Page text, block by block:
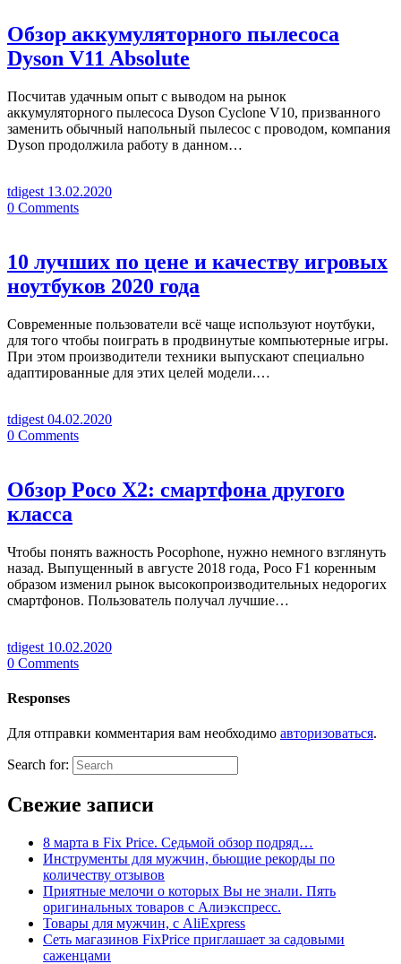
Обзор аккумуляторного пылесоса
Dyson V11 Absolute
Посчитав удачным опыт с выводом на рынок
аккумуляторного пылесоса Dyson Cyclone V10, призванного
заменить обычный напольный пылесос с проводом, компания
Dyson продолжила работу в данном…
tdigest 13.02.2020
0 Comments
10 лучших по цене и качеству игровых
ноутбуков 2020 года
Современные пользователи всё чаще используют ноутбуки,
для того чтобы поиграть в продвинутые компьютерные игры.
При этом производители техники выпускают специально
адаптированные для этих целей модели.…
tdigest 04.02.2020
0 Comments
Обзор Poco X2: смартфона другого
класса
Чтобы понять важность Pocophone, нужно немного взглянуть
назад. Выпущенный в августе 2018 года, Poco F1 коренным
образом изменил рынок высокопроизводительных недорогих
смартфонов. Пользователь получал лучшие…
tdigest 10.02.2020
0 Comments
Responses
Для отправки комментария вам необходимо авторизоваться.
Search for:
Свежие записи
8 марта в Fix Price. Cедьмой обзор подряд…
Инструменты для мужчин, бьющие рекорды по
количеству отзывов
Приятные мелочи о которых Вы не знали. Пять
оригинальных товаров с Алиэкспресс.
Товары для мужчин, с AliExpress
Сеть магазинов FixPrice приглашает за садовыми
саженцами